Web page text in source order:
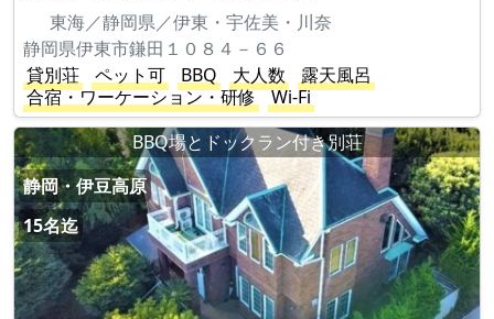
東海／静岡県／伊東・宇佐美・川奈
静岡県伊東市鎌田１０８４－６６
貸別荘
ペット可 BBQ 大人数
露天風呂
合宿・ワーケーション・研修
Wi-Fi
BBQ場とドックラン付き別荘
静岡・伊豆高原
15名迄